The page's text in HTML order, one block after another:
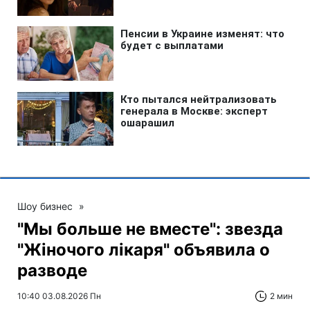
Шоу бизнес »
"Мы больше не вместе": звезда
"Жіночого лікаря" объявила о
разводе
10:40 03.08.2026 Пн 2 мин